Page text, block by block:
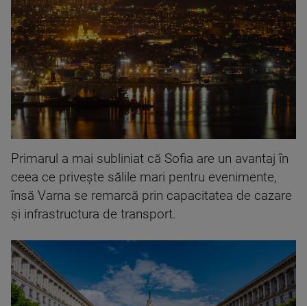
Primarul a mai subliniat că Sofia are un avantaj în
ceea ce privește sălile mari pentru evenimente,
însă Varna se remarcă prin capacitatea de cazare
și infrastructura de transport.